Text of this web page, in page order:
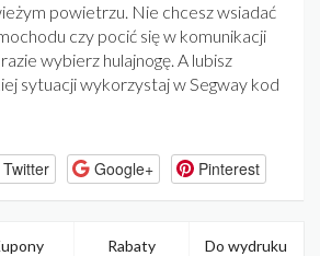
powietrzu. Nie chcesz wsiadać
czy pocić się w komunikacji
wybierz hulajnogę. A lubisz
sytuacji wykorzystaj w Segway kod
Twitter Google+ Pinterest
Rabaty Do wydruku